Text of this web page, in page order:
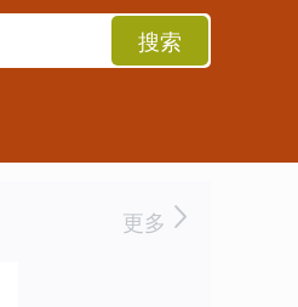
搜索
更多